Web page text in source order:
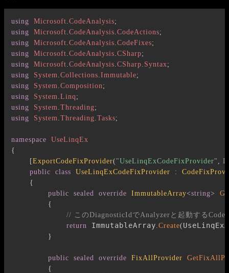
using Microsoft CodeAnalysis;
using
Microsoft CodeAnalysis CodeActions;
using
Microsoft CodeAnalysis CodeFixes;
using
Microsoft CodeAnalysis CSharp;
using
Microsoft CodeAnalysis CSharp Syntax;
using
System Collections Immutable;
using
System Composition ;
using
System Linq ;
using
System Threading;
using
System Threading Tasks;
namespace
UseLinqEx
{
[ExportCodeFixProvider( "UseLinqExCodeFixProvider"
public
class UseLinqExCodeFixProvider :
{
public
sealed override ImmutableArray<string>
{
// このDiagnosticIdでAnalyzerと起動する
return
ImmutableArray Create(
}
public sealed override FixAllProvider
{